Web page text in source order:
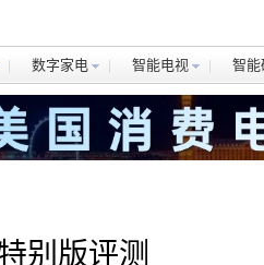
数字家电 智能电视 智能
别版评测